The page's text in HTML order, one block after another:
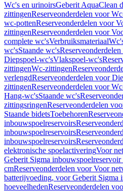
Wc's en urinoirsGeberit AquaClean
zittingenReserveonderdelen voor
wc-pottenReserveonderdelen voor
zittingenReserveonderdelen voor
complete wc'sVerbruiksmateriaal
wc'sStaande wc's
Diepspoel-wc'sVlakspoel-wc's
zittingenWc-zittingen
verlengdReserveonderdelen voor
zittingenReserveonderdelen voor
Hang-wc'sStaande wc's
zittingsringenReserveonderdelen
Staande bidetsToebehoren
inbouwspoelreservoirs
inbouwspoelreservoirs
inbouwspoelreservoirs
elektronische spoelactiveringVoor
Geberit Sigma inbouwspoelreservoir
cmReserveonderdelen voor Voor
batterijvoeding, voor Geberit Sigma
hoeveelhedenReserveonderdelen